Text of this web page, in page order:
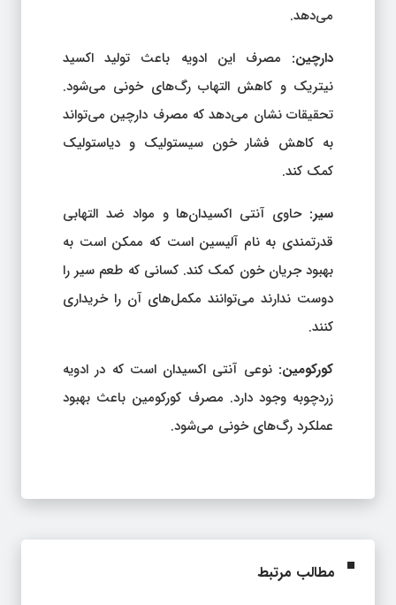
می‌دهد.
دارچین: مصرف این ادویه باعث تولید اکسید
نیتریک و کاهش التهاب رگ‌های خونی می‌شود.
تحقیقات نشان می‌دهد که مصرف دارچین می‌تواند
به کاهش فشار خون سیستولیک و دیاستولیک
کمک کند.
سیر: حاوی آنتی اکسیدان‌ها و مواد ضد التهابی
قدرتمندی به نام آلیسین است که ممکن است به
بهبود جریان خون کمک کند. کسانی که طعم سیر را
دوست ندارند می‌توانند مکمل‌های آن را خریداری
کنند.
کورکومین: نوعی آنتی اکسیدان است که در ادویه
زردچوبه وجود دارد. مصرف کورکومین باعث بهبود
عملکرد رگ‌های خونی می‌شود.
مطالب مرتبط